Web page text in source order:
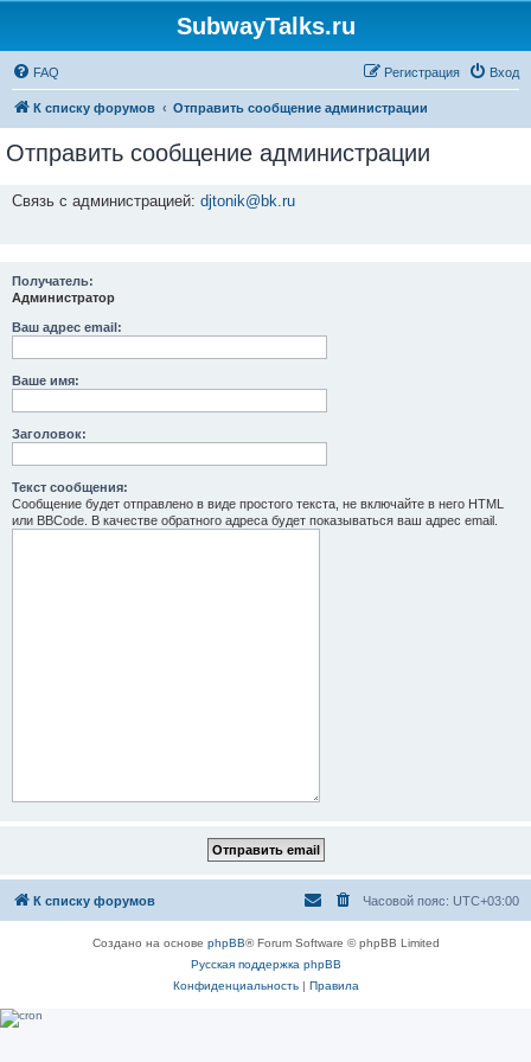
SubwayTalks.ru
FAQ Вход
Регистрация
К списку форумов Отправить сообщение администрации
Отправить сообщение администрации
Связь с администрацией: djtonik@bk.ru
Получатель:
Администратор
Ваш адрес email:
Ваше имя:
Заголовок:
Текст сообщения:
Сообщение будет отправлено в виде простого текста, не включайте в него HTML
или BBCode. В качестве обратного адреса будет показываться ваш адрес email.
К списку форумов Часовой пояс: UTC+03:00
Создано на основе phpBB® Forum Software © phpBB Limited
Русская поддержка phpBB
Конфиденциальность| Правила